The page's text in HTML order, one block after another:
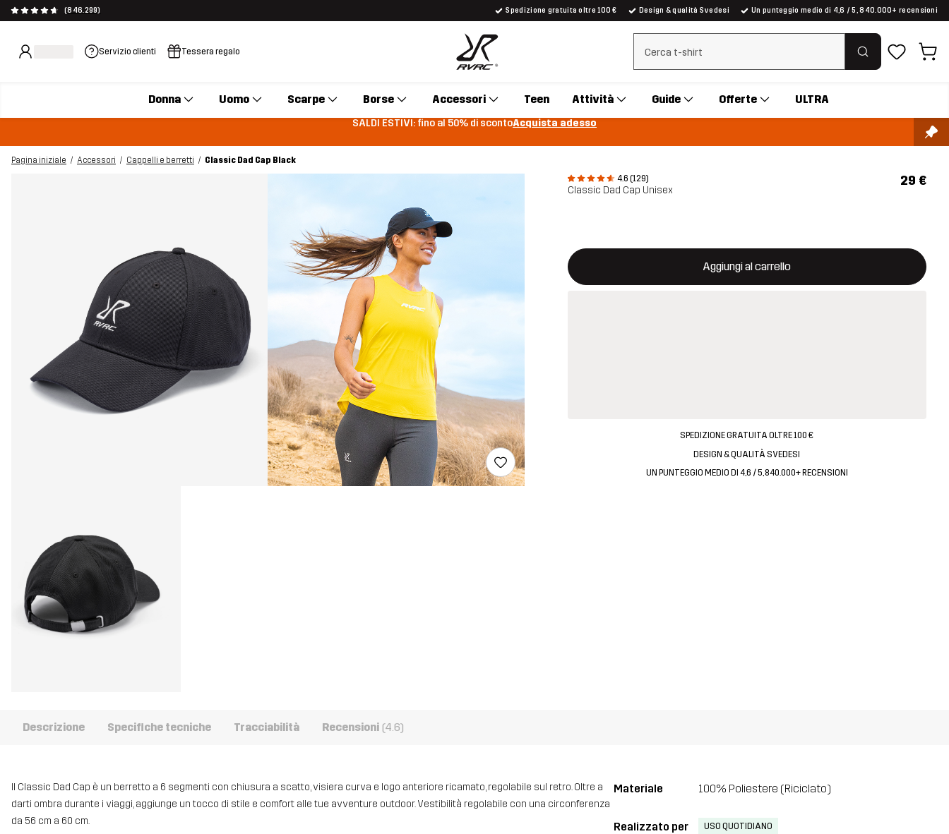
(846.299) Spedizione gratuita oltre 100 € Design & qualità Svedesi Un punteggio medio di 4,6 / 5, 840.000+ recensioni
Servizio clienti Tessera regalo Cancella ricerca
Donna Uomo Scarpe Borse Accessori Teen Attività Guide Offerte ULTRA
SALDI ESTIVI: fino al 50% di scontoAcquista adesso
Pagina iniziale Accessori Cappelli e berretti
Classic Dad Cap Black
4.6 (129)
Classic Dad Cap Unisex
29 €
Aggiungi al carrello
Questo tasto aprirà una finestra modale per confermare un nuovo articolo nel
{{size}} non disponibile
SPEDIZIONE GRATUITA OLTRE 100 €
DESIGN & QUALITÀ SVEDESI
UN PUNTEGGIO MEDIO DI 4,6 / 5, 840.000+ RECENSIONI
Descrizione Specifiche tecniche Tracciabilità Recensioni (4.6)
Il Classic Dad Cap è un berretto a 6 segmenti con chiusura a scatto, visiera curva e logo anteriore ricamato, regolabile sul retro. Oltre a
darti ombra durante i viaggi, aggiunge un tocco di stile e comfort alle tue avventure outdoor. Vestibilità regolabile con una circonferenza
da 56 cm a 60 cm.
Materiale 100% Poliestere (Riciclato)
Realizzato per USO QUOTIDIANO